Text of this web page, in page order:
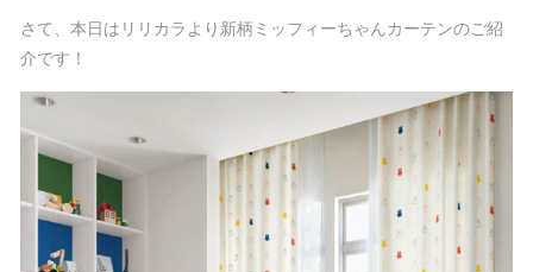
さて、本日はリリカラより新柄ミッフィーちゃんカーテンのご紹
介です！